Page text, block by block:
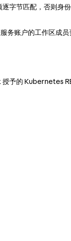
逐字节匹配，否则身
务账户的工作区成员
予的 Kubernetes